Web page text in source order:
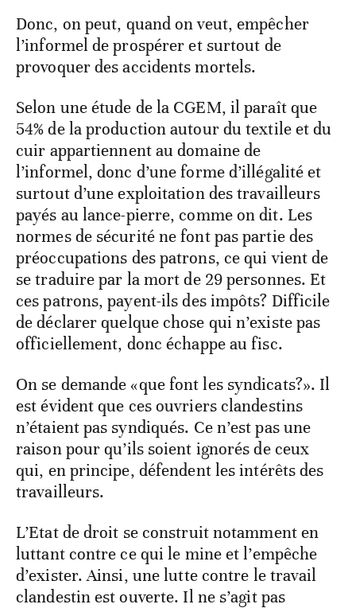
Donc, on peut, quand on veut, empêcher
l’informel de prospérer et surtout de
provoquer des accidents mortels.
Selon une étude de la CGEM, il paraît que
54% de la production autour du textile et du
cuir appartiennent au domaine de
l’informel, donc d’une forme d’illégalité et
surtout d’une exploitation des travailleurs
payés au lance-pierre, comme on dit. Les
normes de sécurité ne font pas partie des
préoccupations des patrons, ce qui vient de
se traduire par la mort de 29 personnes. Et
ces patrons, payent-ils des impôts? Difficile
de déclarer quelque chose qui n’existe pas
officiellement, donc échappe au fisc.
On se demande «que font les syndicats?». Il
est évident que ces ouvriers clandestins
n’étaient pas syndiqués. Ce n’est pas une
raison pour qu’ils soient ignorés de ceux
qui, en principe, défendent les intérêts des
travailleurs.
L’Etat de droit se construit notamment en
luttant contre ce qui le mine et l’empêche
d’exister. Ainsi, une lutte contre le travail
clandestin est ouverte. Il ne s’agit pas